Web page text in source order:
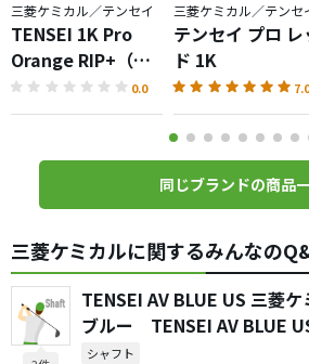
三菱ケミカル／テンセイ
TENSEI 1K Pro
Orange RIP+（テ
ンセイプロオレン
ジ）シャフト
0.0
三菱ケミカル／テンセ
テンセイ プロ レ
ド 1K
同じブランドの商品
三菱ケミカルに関するみんなの
TENSEI AV BLUE US 三菱
ブルー TENSEI AV BLUE
セイAV RAWブルー
シャフト